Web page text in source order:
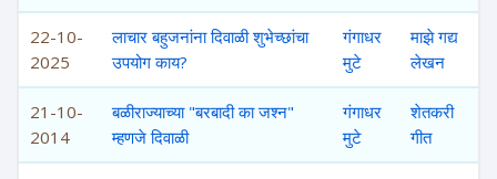
22-10-
2025
लाचार बहुजनांना दिवाळी शुभेच्छांचा
उपयोग काय?
गंगाधर
मुटे
माझे गद्य
लेखन
21-10-
2014
बळीराज्याच्या "बरबादी का जश्न"
म्हणजे दिवाळी
गंगाधर
मुटे
शेतकरी
गीत